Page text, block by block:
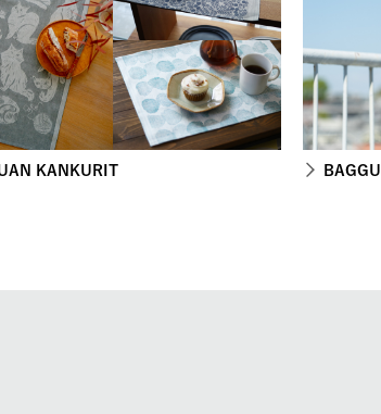
KANKURIT BAGGU